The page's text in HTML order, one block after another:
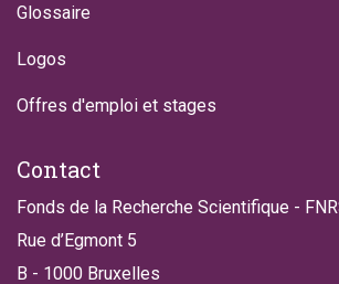
Glossaire
Logos
Offres d'emploi et stages
Contact
Fonds de la Recherche Scientifique -
Rue d’Egmont 5
B - 1000 Bruxelles